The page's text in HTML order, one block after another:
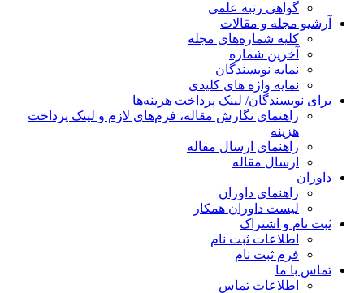
گواهی رتبه علمی
آرشیو مجله و مقالات
کلیه شماره‌های مجله
آخرین شماره
نمایه نویسندگان
نمایه واژه های کلیدی
برای نویسندگان/ لینک پرداخت هزینه‌ها
راهنمای نگارش مقاله، فرم‌های لازم و لینک پرداخت
هزینه
راهنمای ارسال مقاله
ارسال مقاله
داوران
راهنمای داوران
لیست داوران همکار
ثبت نام و اشتراک
اطلاعات ثبت نام
فرم ثبت نام
تماس با ما
اطلاعات تماس